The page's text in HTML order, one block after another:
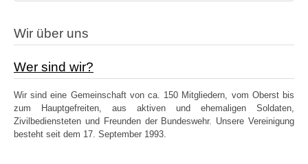
Wir über uns
Wer sind wir?
Wir sind eine Gemeinschaft von ca. 150 Mitgliedern, vom Oberst bis
zum Hauptgefreiten, aus aktiven und ehemaligen Soldaten,
Zivilbediensteten und Freunden der Bundeswehr. Unsere Vereinigung
besteht seit dem 17. September 1993.